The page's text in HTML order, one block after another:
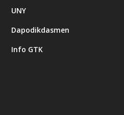
UNY
Dapodikdasmen
Info GTK